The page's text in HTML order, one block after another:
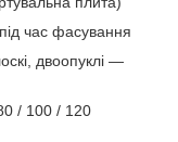
час фасування
двоопуклі —
/ 100 / 120